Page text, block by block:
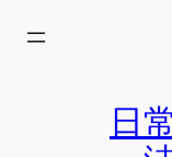
日